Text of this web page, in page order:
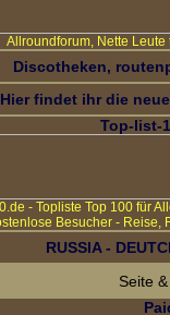
Allroundforum, Nette
Discotheken,
Hier findet ihr die
Top-list-
- Topliste Top 100 für
Besucher - Reise,
RUSSIA -
Seite